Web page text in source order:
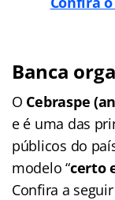
Banca
O Cebraspe
e é uma das
públicos do
modelo “certo
Confira a